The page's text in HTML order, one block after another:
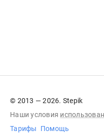
© 2013 — 2026. Stepik
Наши условия
Тарифы
Помощь